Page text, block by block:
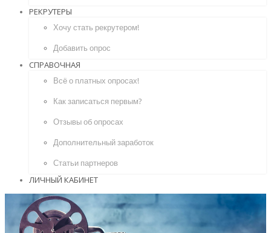
РЕКРУТЕРЫ
Хочу стать рекрутером!
Добавить опрос
СПРАВОЧНАЯ
Всё о платных опросах!
Как записаться первым?
Отзывы об опросах
Дополнительный заработок
Статьи партнеров
ЛИЧНЫЙ КАБИНЕТ